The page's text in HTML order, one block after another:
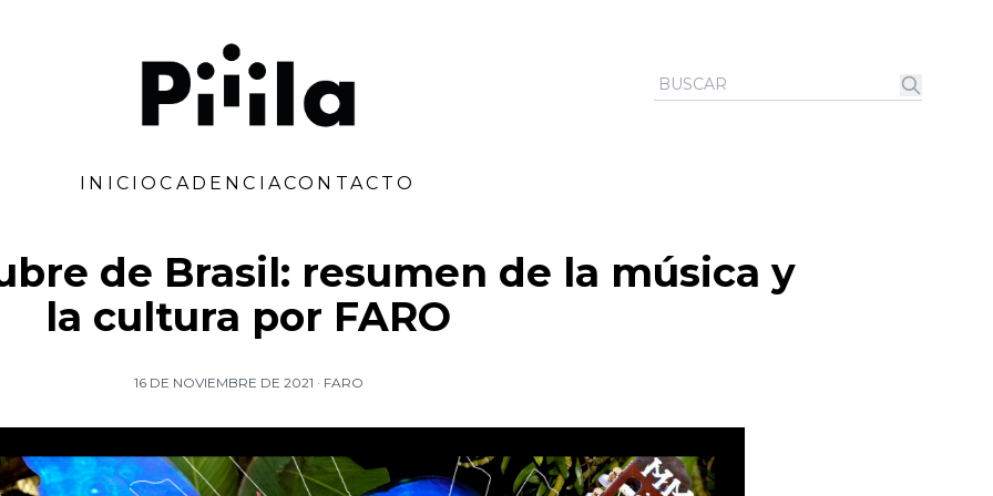
INICIOCADENCIACONTACTO
de Brasil: resumen de la música y
la cultura por FARO
16 DE NOVIEMBRE DE 2021 · FARO